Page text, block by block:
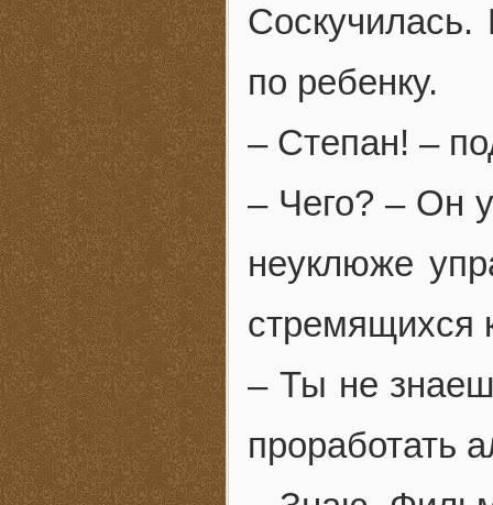
по ребенку.
– Степан! –
– Чего? – Он
неуклюже
стремящихся
– Ты не
проработать